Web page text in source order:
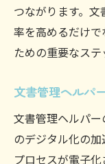
つながります。
率を高めるだけ
ための重要なステ
文書管理ヘルパ
文書管理ヘルパ
のデジタル化の
プロセスが電子